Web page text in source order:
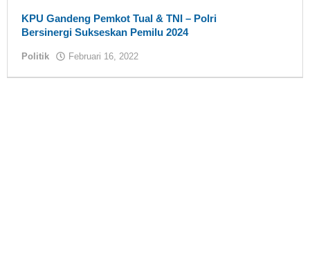
KPU Gandeng Pemkot Tual & TNI – Polri
Bersinergi Sukseskan Pemilu 2024
Politik Februari 16, 2022